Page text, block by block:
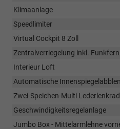
Klimaanlage
Speedlimiter
Virtual Cockpit 8 Zoll
Zentralverriegelung inkl.
Interieur Loft
Automatische
Zwei-Speichen-Multi Lederlenkrad
Geschwindigkeitsregelanlage
Jumbo Box - Mittelarmlehne